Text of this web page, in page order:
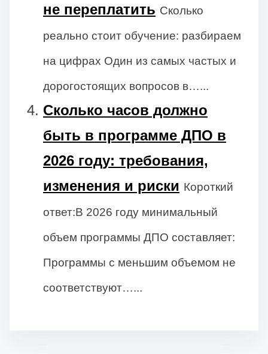
не переплатить Сколько
реально стоит обучение: разбираем
на цифрах Один из самых частых и
дорогостоящих вопросов в…...
Сколько часов должно
быть в программе ДПО в
2026 году: требования,
изменения и риски Короткий
ответ:В 2026 году минимальный
объем программы ДПО составляет:
Программы с меньшим объемом не
соответствуют…...